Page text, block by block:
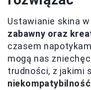
Ustawianie skina
zabawny oraz
czasem
mogą nas
trudności, z jakimi